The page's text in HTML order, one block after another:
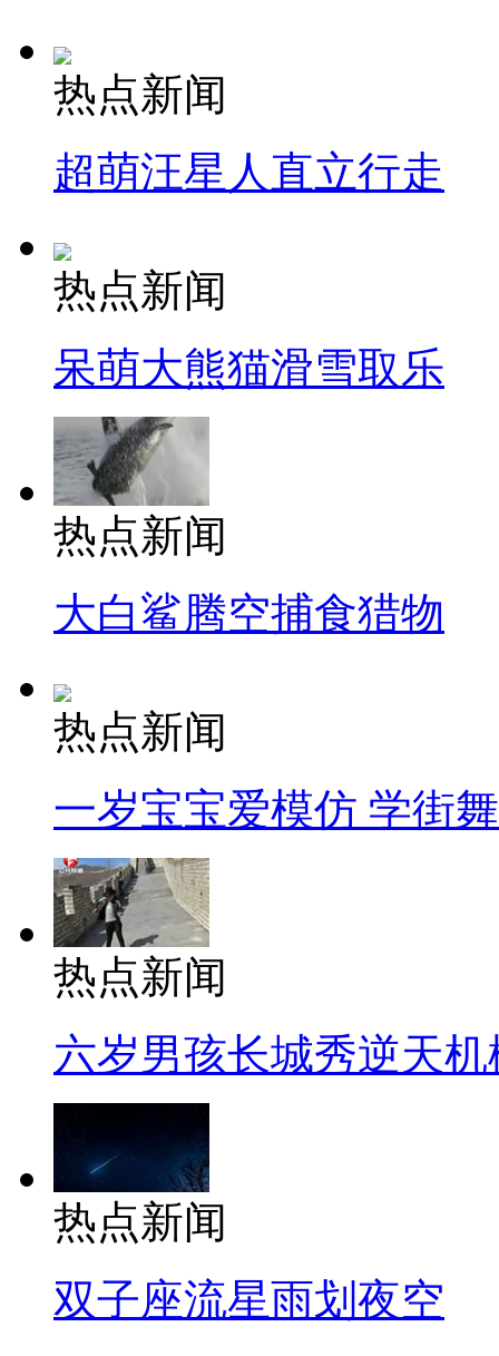
热点新闻
超萌汪星人直立行走
热点新闻
呆萌大熊猫滑雪取乐
热点新闻
大白鲨腾空捕食猎物
热点新闻
一岁宝宝爱模仿 学街
热点新闻
六岁男孩长城秀逆天机
热点新闻
双子座流星雨划夜空